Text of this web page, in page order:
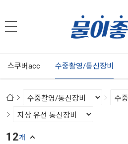
스쿠버acc 수중촬영/통신장비
12개